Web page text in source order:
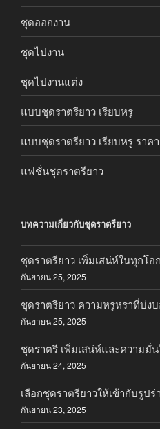
ชุดออกงาน
ชุดไปงาน
ชุดไปงานแต่ง
แบบชุดราตรียาว เรียบหรู
แบบชุดราตรียาว เรียบหรู ราค
แฟชั่นชุดราตรียาว
บทความเกี่ยวกับชุดราตรียาว
ชุดราตรียาว เพิ่มเสน่ห์ในทุกโอ
กันยายน 25, 2025
ชุดราตรียาว ความหรูหราที่บ่ง
กันยายน 25, 2025
ชุดราตรี เพิ่มเสน่ห์และความมั่
กันยายน 24, 2025
เลือกชุดราตรียาวให้เข้ากับรูป
กันยายน 23, 2025